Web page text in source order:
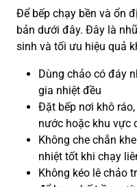
Để bếp chạy bền và ổn
bản dưới đây. Đây là
sinh và tối ưu hiệu quả
Dùng chảo có đáy
gia nhiệt đều
Đặt bếp nơi khô
nước hoặc khu vực
Không che chắn
nhiệt tốt khi chạy
Không kéo lê chảo